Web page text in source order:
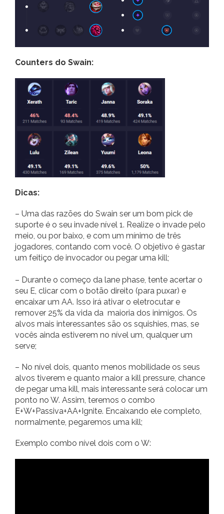
Counters do Swain:
Dicas:
– Uma das razões do Swain ser um bom pick de
suporte é o seu invade nível 1. Realize o invade pelo
meio, ou por baixo, e com um mínimo de três
jogadores, contando com você. O objetivo é gastar
um feitiço de invocador ou pegar uma kill;
– Durante o começo da lane phase, tente acertar o
seu E, clicar com o botão direito (para puxar) e
encaixar um AA. Isso irá ativar o eletrocutar e
remover 25% da vida da maioria dos inimigos. Os
alvos mais interessantes são os squishies, mas, se
vocês ainda estiverem no nível um, qualquer um
serve;
– No nível dois, quanto menos mobilidade os seus
alvos tiverem e quanto maior a kill pressure, chance
de pegar uma kill, mais interessante será colocar um
ponto no W. Assim, teremos o combo
E+W+Passiva+AA+Ignite. Encaixando ele completo,
normalmente, pegaremos uma kill;
Exemplo combo nível dois com o W: